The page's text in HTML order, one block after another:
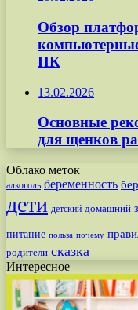
Обзор
ПК
13.02.2026
Основные
для щенков
Облако меток
алкоголь беременность
дети детский домашний
питание польза почему
родители сказка
Интересное